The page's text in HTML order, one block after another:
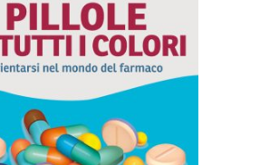
AGGIUNGI AL CARRELLO